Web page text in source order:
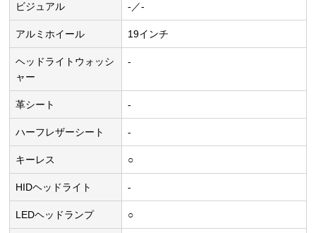
ビジュアル -／-
アルミホイール 19インチ
ヘッドライトウォッシ
ャー
-
革シート -
ハーフレザーシート -
キーレス ○
HIDヘッドライト -
LEDヘッドランプ ○